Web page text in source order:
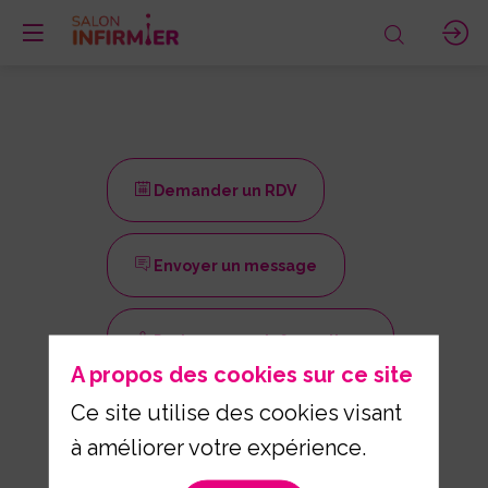
Demander un RDV
Envoyer un message
Partager mes informations
A propos des cookies sur ce site
Ce site utilise des cookies visant
à améliorer votre expérience.